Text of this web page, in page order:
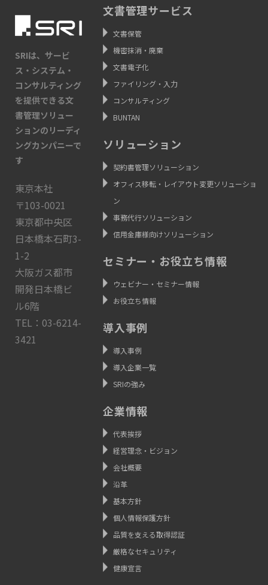
SRIは、サービ
ス・システム・
コンサルティング
を提供できる文
書管理ソリュー
ションのリーディ
ングカンパニーで
す
東京本社
〒103-0021
東京都中央区
日本橋本石町3-
1-2
大阪ガス都市
開発日本橋ビ
ル6階
TEL：03-6214-
3421
文書管理サービス
文書保管
機密抹消・廃棄
文書電子化
ファイリング・入力
コンサルティング
BUNTAN
ソリューション
契約書管理ソリューション
オフィス移転・レイアウト変更ソリューショ
ン
事務代行ソリューション
信用金庫様向けソリューション
セミナー・お役立ち情報
ウェビナー・セミナー情報
お役立ち情報
導入事例
導入事例
導入企業一覧
SRIの強み
企業情報
代表挨拶
経営理念・ビジョン
会社概要
沿革
基本方針
個人情報保護方針
品質を支える取得認証
厳格なセキュリティ
健康宣言